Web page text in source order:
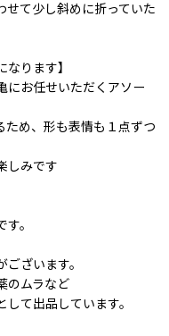
せて少し斜めに折っていた
なります】
にお任せいただくアソー
ため、形も表情も１点ずつ
しみです
。
ざいます。
のムラなど
て出品しています。